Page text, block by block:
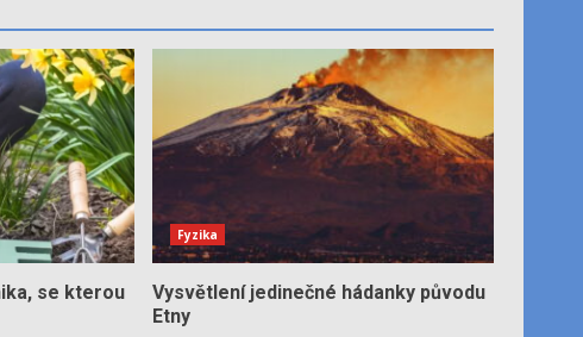
se kterou
Fyzika
Vysvětlení jedinečné hádanky původu
Etny